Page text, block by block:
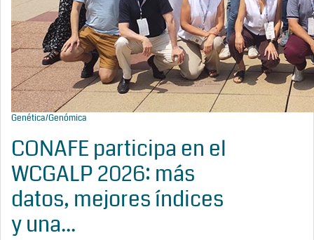
Genética/Genómica
CONAFE participa en el
WCGALP 2026: más
datos, mejores índices
y una...